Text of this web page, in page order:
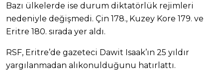
Bazı ülkelerde ise durum diktatörlük rejimleri
nedeniyle değişmedi. Çin 178., Kuzey Kore 179. ve
Eritre 180. sırada yer aldı.
RSF, Eritre’de gazeteci Dawit Isaak’ın 25 yıldır
yargılanmadan alıkonulduğunu hatırlattı.